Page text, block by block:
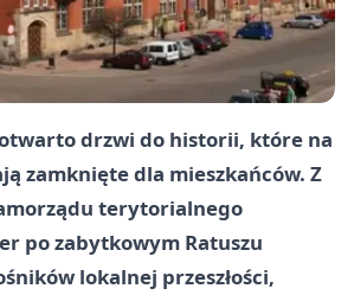
drzwi do historii, które na
zamknięte dla mieszkańców. Z
terytorialnego
po zabytkowym Ratuszu
lokalnej przeszłości,